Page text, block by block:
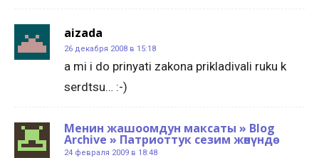
aizada
26 декабря 2008 в 15:18
a mi i do prinyati zakona prikladivali ruku k
serdtsu… :-)
Менин жашоомдун максаты » Blog
Archive » Патриоттук сезим жөнүндө
24 февраля 2009 в 18:48